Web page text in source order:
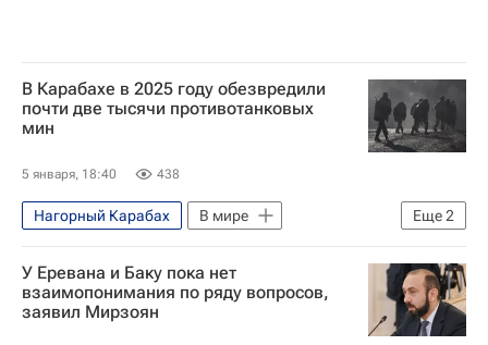
В Карабахе в 2025 году обезвредили
почти две тысячи противотанковых
мин
5 января, 18:40 438
Еще2
Нагорный Карабах
В мире
Азербайджан
Армения
У Еревана и Баку пока нет
взаимопонимания по ряду вопросов,
заявил Мирзоян